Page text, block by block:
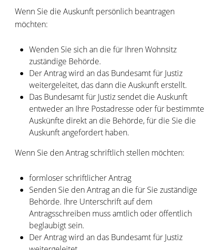
Wenn Sie die Auskunft persönlich beantragen
möchten:
Wenden Sie sich an die für Ihren Wohnsitz
zuständige Behörde.
Der Antrag wird an das Bundesamt für Justiz
weitergeleitet, das dann die Auskunft erstellt.
Das Bundesamt für Justiz sendet die Auskunft
entweder an Ihre Postadresse oder für bestimmte
Auskünfte direkt an die Behörde, für die Sie die
Auskunft angefordert haben.
Wenn Sie den Antrag schriftlich stellen möchten:
formloser schriftlicher Antrag
Senden Sie den Antrag an die für Sie zuständige
Behörde. Ihre Unterschrift auf dem
Antragsschreiben muss amtlich oder öffentlich
beglaubigt sein.
Der Antrag wird an das Bundesamt für Justiz